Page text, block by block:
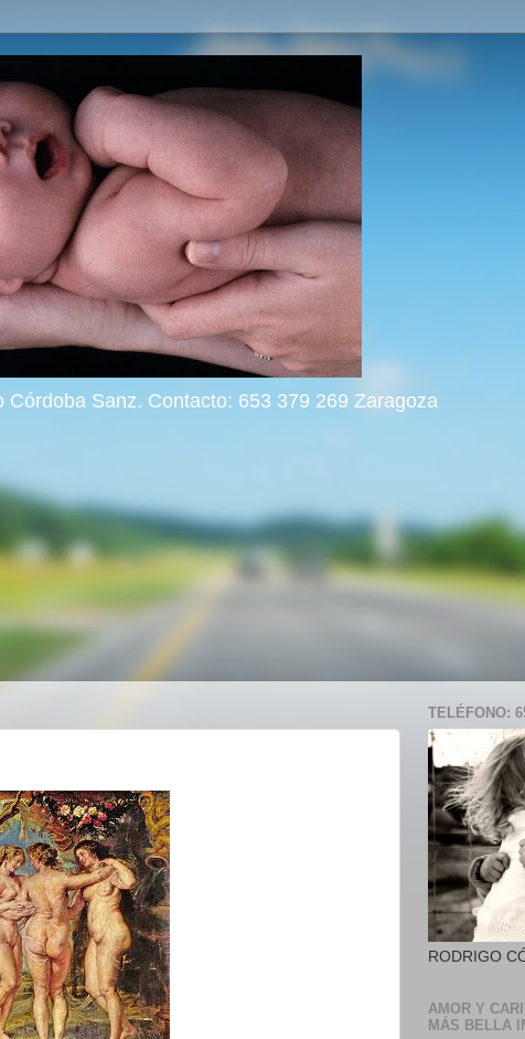
Sanz. Contacto: 653 379 269 Zaragoza
TELÉFONO:
RODRIGO
AMOR Y
MÁS BELLA